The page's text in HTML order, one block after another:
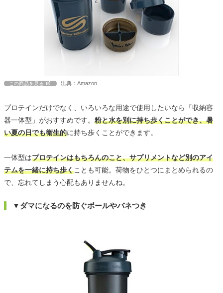
この商品を見る 出典：Amazon
プロテインだけでなく、いろいろな用途で使用したいなら「収納容
器一体型」がおすすめです。 粉と水を別に持ち歩くことができ、暑
い夏の日でも衛生的に持ち歩くことができます。
一体型はプロテインはもちろんのこと、サプリメントなど別のアイ
テムを一緒に持ち歩くことも可能。荷物をひとつにまとめられるの
で、忘れてしまう心配もありませんね。
▼ダマになるのを防ぐボールやバネつき